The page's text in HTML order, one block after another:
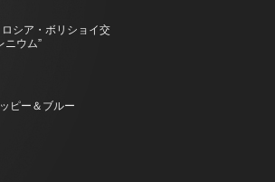
シア・ボリショイ交
ニウム”
ピー＆ブルー